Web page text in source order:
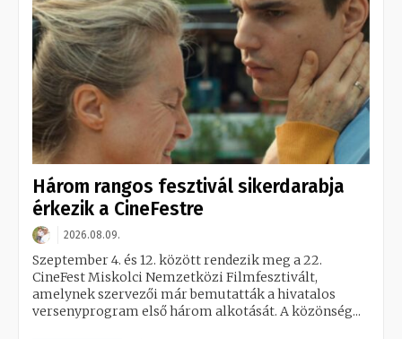
Három rangos fesztivál sikerdarabja
érkezik a CineFestre
2026.08.09.
Szeptember 4. és 12. között rendezik meg a 22.
CineFest Miskolci Nemzetközi Filmfesztivált,
amelynek szervezői már bemutatták a hivatalos
versenyprogram első három alkotását. A közönség...